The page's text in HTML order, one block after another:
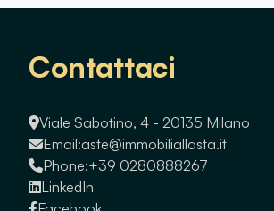
Contattaci
Viale Sabotino, 4 - 20135 Milano
Email:aste@immobiliallasta.it
Phone:+39 0280888267
LinkedIn